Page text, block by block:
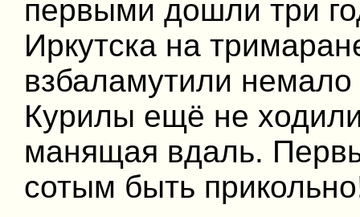
первыми дошли три
Иркутска на
взбаламутили
Курилы ещё не
манящая вдаль.
сотым быть